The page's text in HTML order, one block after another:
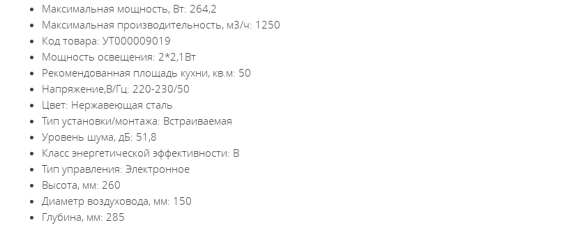
Максимальная мощность, Вт: 264,2
Максимальная производительность, м3/ч: 1250
Код товара: УТ000009019
Мощность освещения: 2*2,1Вт
Рекомендованная площадь кухни, кв.м: 50
Напряжение,В/Гц: 220-230/50
Цвет: Нержавеющая сталь
Тип установки/монтажа: Встраиваемая
Уровень шума, дБ: 51,8
Класс энергетической эффективности: B
Тип управления: Электронное
Высота, мм: 260
Диаметр воздуховода, мм: 150
Глубина, мм: 285